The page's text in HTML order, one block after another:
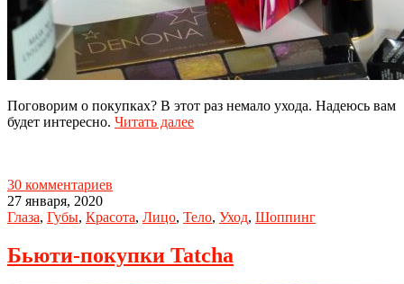
Поговорим о покупках? В этот раз немало ухода. Надеюсь вам
будет интересно. Читать далее
30 комментариев
27 января, 2020
Глаза, Губы, Красота, Лицо, Тело, Уход, Шоппинг
Бьюти-покупки Tatcha